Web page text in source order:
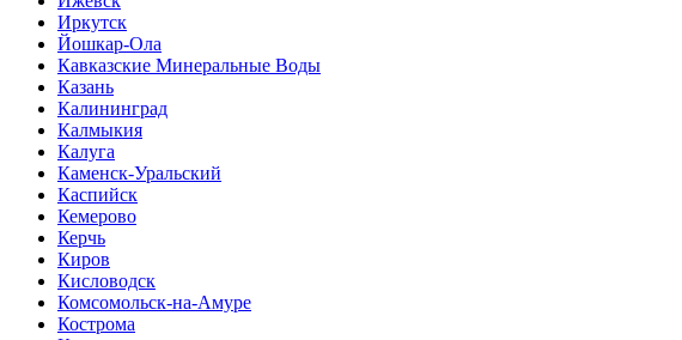
Иркутск
Йошкар-Ола
Кавказские Минеральные Воды
Казань
Калининград
Калмыкия
Калуга
Каменск-Уральский
Каспийск
Кемерово
Керчь
Киров
Кисловодск
Комсомольск-на-Амуре
Кострома